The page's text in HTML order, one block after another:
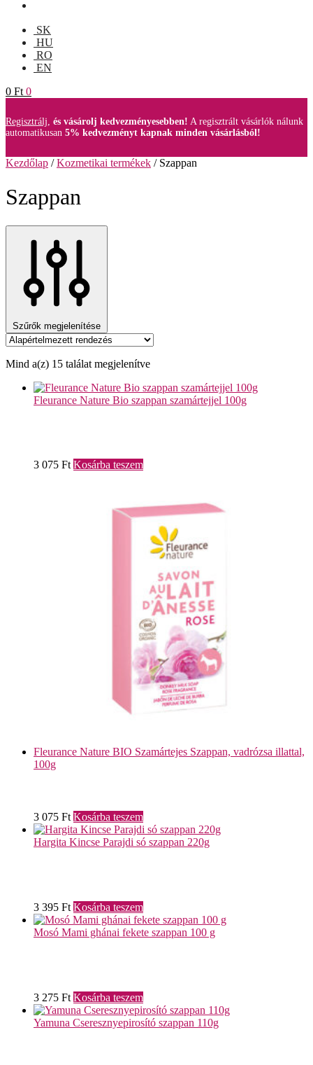
SK
HU
RO
EN
0 Ft 0
Regisztrálj, és vásárolj kedvezményesebben! A regisztrált vásárlók nálunk
automatikusan 5% kedvezményt kapnak minden vásárlásból!
Kezdőlap /Kozmetikai termékek / Szappan
Szappan
Szűrők megjelenítése
Mind a(z) 15 találat megjelenítve
Fleurance Nature Bio szappan szamártejjel 100g
3 075 Ft Kosárba teszem
Fleurance Nature BIO Szamártejes Szappan, vadrózsa illattal,
100g
3 075 Ft Kosárba teszem
Hargita Kincse Parajdi só szappan 220g
3 395 Ft Kosárba teszem
Mosó Mami ghánai fekete szappan 100 g
3 275 Ft Kosárba teszem
Yamuna Cseresznyepirosító szappan 110g